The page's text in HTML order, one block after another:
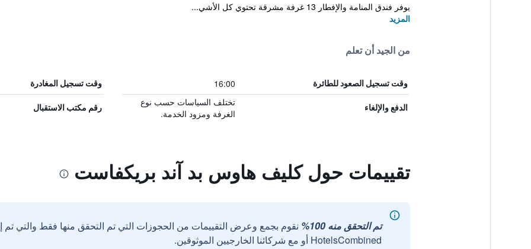
يوفر فندق المنامة والإفطار 13 غرفة مشرقة تحتوي كل الأشي...
المزيد
من الجيد أن تعلم
وقت تسجيل الصعود للطائرة 16:00 وقت تسجيل المغادرة
الدفع والإلغاء
تختلف السياسات حسب نوع
الغرفة ومزود الخدمة.
رقم مكتب الاستقبال
تقييمات حول كليف هاوس بد آند بريكفاست
تم التحقق منه 100%
نقوم بجمع وعرض التقييمات من الحجوزات التي تم التحقق منها فقط والتي
HotelsCombined أو مع شركائنا الخارجيين الموثوقين.